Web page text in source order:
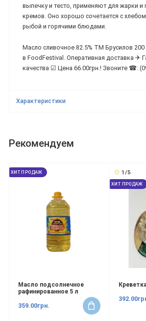
выпечку и тесто, применяют для жарки и
кремов. Оно хорошо сочетается с
рыбой и горячими блюдами.
Масло сливочное 82.5% ТМ Брусилов 200
в FoodFestival. Оперативная доставка ✈
качества ☑ Цена 66.00грн.! Звоните ☎:
Характеристики
Рекомендуем
ХИТ ПРОДАЖ
Масло подсолнечное
рафинированное 5 л
359.00грн.
1/5
ХИТ ПРОДАЖ